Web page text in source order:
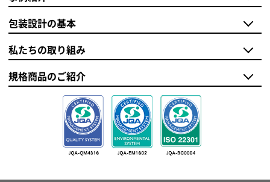
包装設計の基本
私たちの取り組み
規格商品のご紹介